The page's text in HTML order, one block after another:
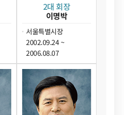
2대 회장
이명박
서울특별시장
2002.09.24 ~
2006.08.07